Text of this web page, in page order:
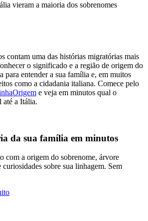
vieram a maioria dos sobrenomes
contam uma das histórias migratórias mais
o significado e a região de origem do
para entender a sua família e, em muitos
como a cidadania italiana. Comece pelo
e veja em minutos qual o
até a Itália.
da sua família em minutos
com a origem do sobrenome, árvore
sobre sua linhagem. Sem